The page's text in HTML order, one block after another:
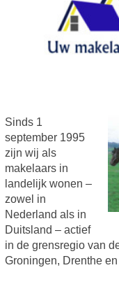
Sinds 1
september 1995
zijn wij als
makelaars in
landelijk wonen –
zowel in
Nederland als in
Duitsland – actief
in de grensregio van
Groningen, Drenthe